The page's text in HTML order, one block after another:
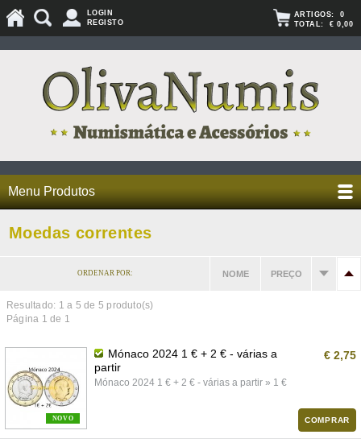
LOGIN
REGISTO
ARTIGOS: 0
TOTAL: € 0,00
Menu Produtos
Moedas correntes
ORDENAR POR: NOME PREÇO
Resultado: 1 a 5 de 5 produto(s)
Página 1 de 1
NOVO
Mónaco 2024 1 € + 2 € - várias a
partir
Mónaco 2024 1 € + 2 € - várias a partir » 1 €
€ 2,75
COMPRAR